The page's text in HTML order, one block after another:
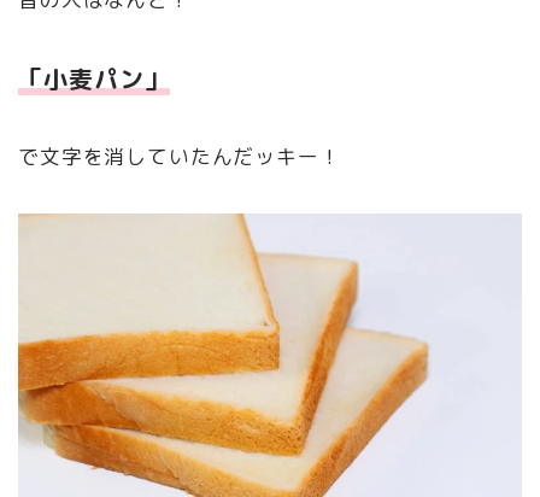
「小麦パン」
で文字を消していたんだッキー！